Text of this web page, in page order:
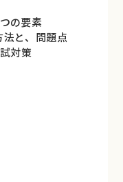
の要素
と、問題点
対策